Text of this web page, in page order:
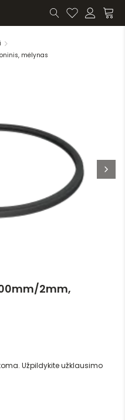
mėlynas
2mm,
Užpildykite užklausimo